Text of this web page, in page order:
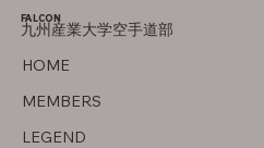
父について
HOME
MEMBERS
LEGEND
FALCON
九州産業大学空手道部